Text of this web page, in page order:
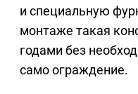
и специальную
монтаже такая
годами без
само ограждение.